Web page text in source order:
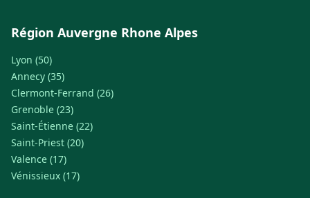
Région Auvergne Rhone Alpes
Lyon (50)
Annecy (35)
Clermont-Ferrand (26)
Grenoble (23)
Saint-Étienne (22)
Saint-Priest (20)
Valence (17)
Vénissieux (17)